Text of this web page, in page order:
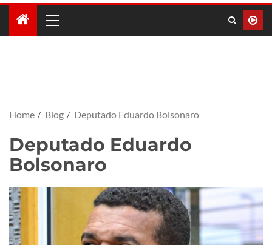
Home Blog Deputado Eduardo Bolsonaro
Deputado Eduardo
Bolsonaro